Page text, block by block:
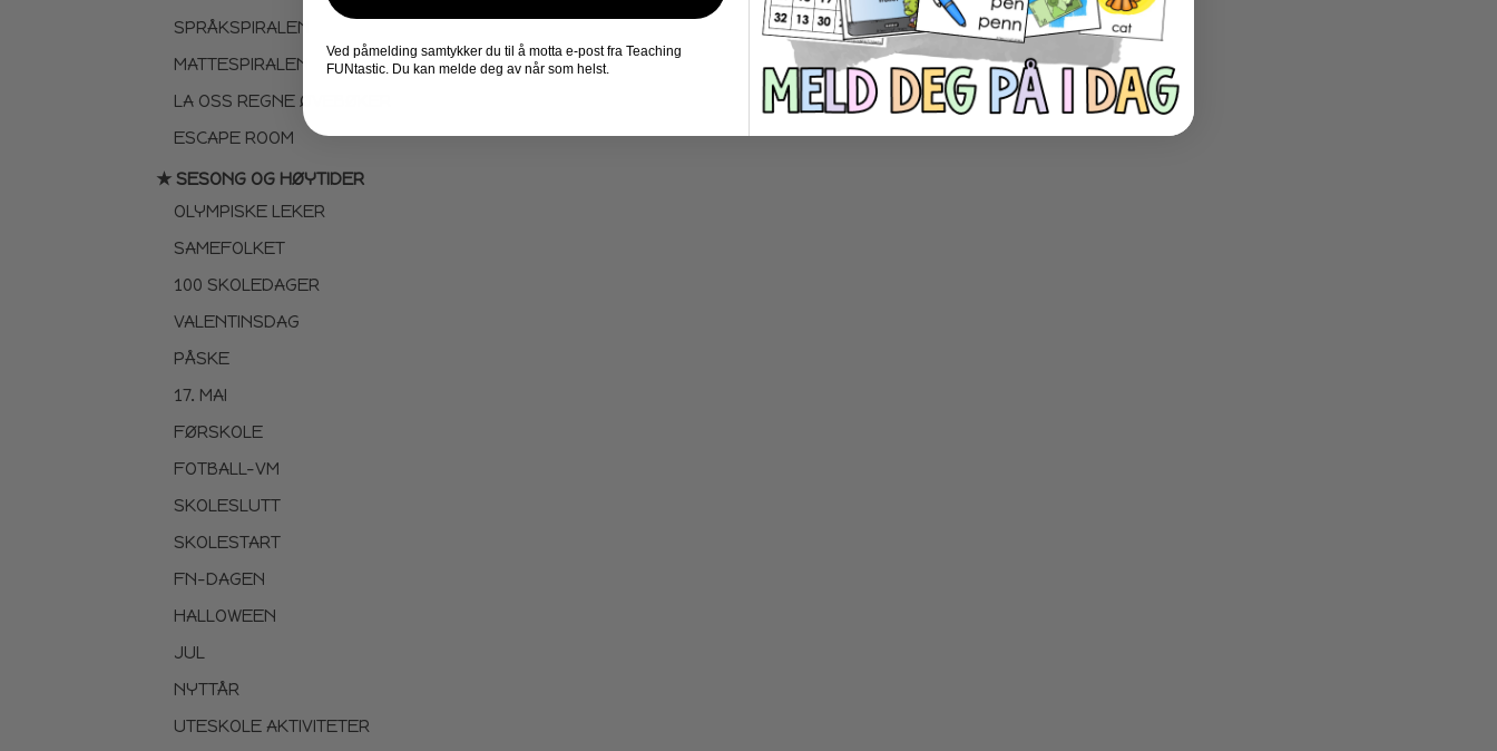
SPRÅKSPIRALEN
MATTESPIRALEN
LA OSS REGNE ØVEBØKER
ESCAPE ROOM
★ SESONG OG HØYTIDER
OLYMPISKE LEKER
SAMEFOLKET
100 SKOLEDAGER
VALENTINSDAG
PÅSKE
17. MAI
FØRSKOLE
FOTBALL-VM
SKOLESLUTT
SKOLESTART
FN-DAGEN
HALLOWEEN
JUL
NYTTÅR
UTESKOLE AKTIVITETER
Ved påmelding samtykker du til å motta e-post fra Teaching
FUNtastic. Du kan melde deg av når som helst.